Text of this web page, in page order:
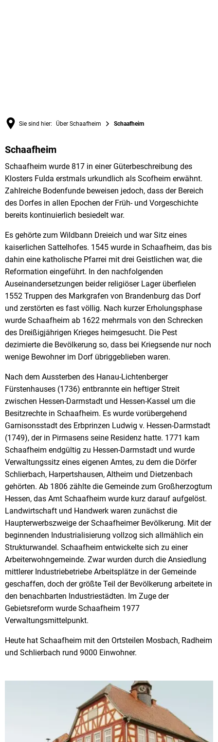
Sie sind hier: Über Schaafheim Schaafheim
Schaafheim
Schaafheim
Schaafheim wurde 817 in einer Güterbeschreibung des
Klosters Fulda erstmals urkundlich als Scofheim erwähnt.
Zahlreiche Bodenfunde beweisen jedoch, dass der Bereich
des Dorfes in allen Epochen der Früh- und Vorgeschichte
bereits kontinuierlich besiedelt war.
Es gehörte zum Wildbann Dreieich und war Sitz eines
kaiserlichen Sattelhofes. 1545 wurde in Schaafheim, das bis
dahin eine katholische Pfarrei mit drei Geistlichen war, die
Reformation eingeführt. In den nachfolgenden
Auseinandersetzungen beider religiöser Lager überfielen
1552 Truppen des Markgrafen von Brandenburg das Dorf
und zerstörten es fast völlig. Nach kurzer Erholungsphase
wurde Schaafheim ab 1622 mehrmals von den Schrecken
des Dreißigjährigen Krieges heimgesucht. Die Pest
dezimierte die Bevölkerung so, dass bei Kriegsende nur noch
wenige Bewohner im Dorf übriggeblieben waren.
Nach dem Aussterben des Hanau-Lichtenberger
Fürstenhauses (1736) entbrannte ein heftiger Streit
zwischen Hessen-Darmstadt und Hessen-Kassel um die
Besitzrechte in Schaafheim. Es wurde vorübergehend
Garnisonsstadt des Erbprinzen Ludwig v. Hessen-Darmstadt
(1749), der in Pirmasens seine Residenz hatte. 1771 kam
Schaafheim endgültig zu Hessen-Darmstadt und wurde
Verwaltungssitz eines eigenen Amtes, zu dem die Dörfer
Schlierbach, Harpertshausen, Altheim und Dietzenbach
gehörten. Ab 1806 zählte die Gemeinde zum Großherzogtum
Hessen, das Amt Schaafheim wurde kurz darauf aufgelöst.
Landwirtschaft und Handwerk waren zunächst die
Haupterwerbszweige der Schaafheimer Bevölkerung. Mit der
beginnenden Industrialisierung vollzog sich allmählich ein
Strukturwandel. Schaafheim entwickelte sich zu einer
Arbeiterwohngemeinde. Zwar wurden durch die Ansiedlung
mittlerer Industriebetriebe Arbeitsplätze in der Gemeinde
geschaffen, doch der größte Teil der Bevölkerung arbeitete in
den benachbarten Industriestädten. Im Zuge der
Gebietsreform wurde Schaafheim 1977
Verwaltungsmittelpunkt.
Heute hat Schaafheim mit den Ortsteilen Mosbach, Radheim
und Schlierbach rund 9000 Einwohner.